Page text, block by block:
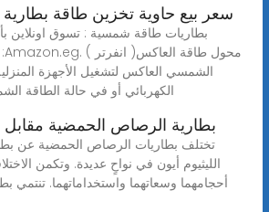
سعر بيع حاوية تخزين طاقة
بطاريات طاقة شمسية : تسوق اونلاين
الشمسي العاكس لتشغيل الأجهزة
الكهربائي أو في حالة الطاقة الشمسية 1000
بطارية الرصاص الحمضية مقابل
الليثيوم أيون في نواحٍ عديدة. وتكمن
أحجامهما وسعاتهما واستخداماتهما. تنتمي